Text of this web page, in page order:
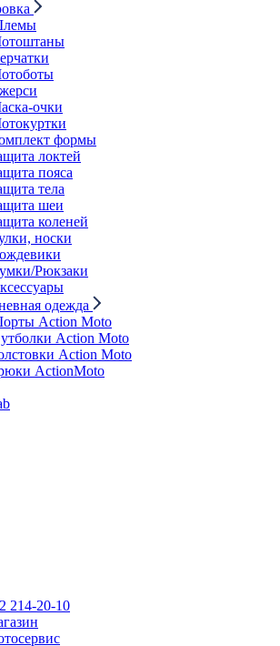
очки
формы
локтей
пояса
тела
шеи
коленей
носки
Рюкзаки
одежда
Action Moto
Action Moto
Action Moto
ActionMoto